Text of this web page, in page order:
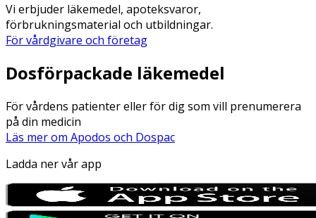
Vi erbjuder läkemedel, apoteksvaror,
förbrukningsmaterial och utbildningar.
För vårdgivare och företag
Dosförpackade läkemedel
För vårdens patienter eller för dig som vill prenumerera
på din medicin
Läs mer om Apodos och Dospac
Ladda ner vår app